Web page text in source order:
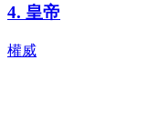
4. 皇帝
權威